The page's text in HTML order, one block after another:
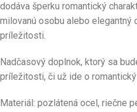
dodáva šperku romantický
milovanú osobu alebo elegantný
príležitosti.
Nadčasový doplnok, ktorý sa
príležitosti, či už ide o
Materiál: pozlátená ocel, riečne